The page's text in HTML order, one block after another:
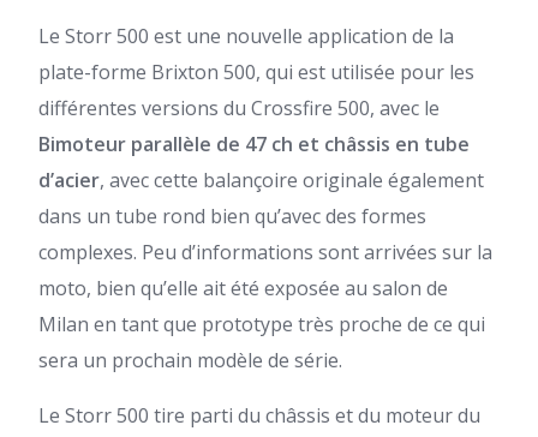
Le Storr 500 est une nouvelle application de la
plate-forme Brixton 500, qui est utilisée pour les
différentes versions du Crossfire 500, avec le
Bimoteur parallèle de 47 ch et châssis en tube
d’acier, avec cette balançoire originale également
dans un tube rond bien qu’avec des formes
complexes. Peu d’informations sont arrivées sur la
moto, bien qu’elle ait été exposée au salon de
Milan en tant que prototype très proche de ce qui
sera un prochain modèle de série.
Le Storr 500 tire parti du châssis et du moteur du